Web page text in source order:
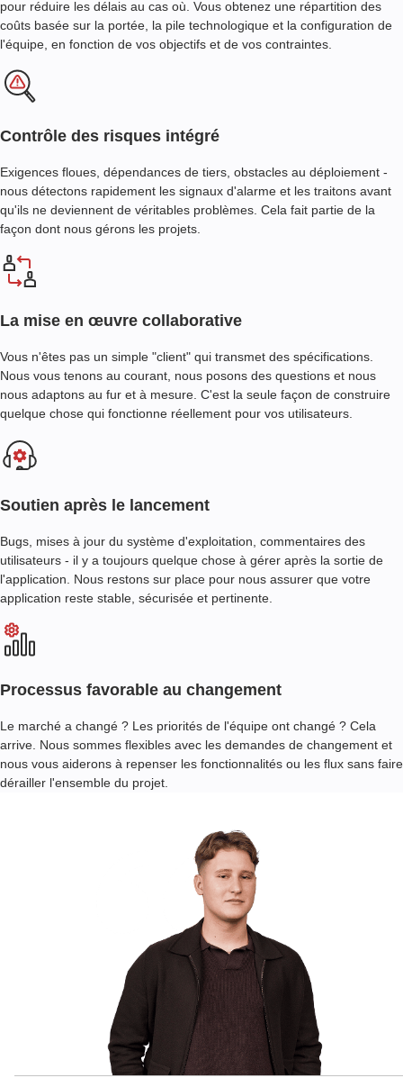
pour réduire les délais au cas où. Vous obtenez une répartition des
coûts basée sur la portée, la pile technologique et la configuration de
l'équipe, en fonction de vos objectifs et de vos contraintes.
Contrôle des risques intégré
Exigences floues, dépendances de tiers, obstacles au déploiement -
nous détectons rapidement les signaux d'alarme et les traitons avant
qu'ils ne deviennent de véritables problèmes. Cela fait partie de la
façon dont nous gérons les projets.
La mise en œuvre collaborative
Vous n'êtes pas un simple "client" qui transmet des spécifications.
Nous vous tenons au courant, nous posons des questions et nous
nous adaptons au fur et à mesure. C'est la seule façon de construire
quelque chose qui fonctionne réellement pour vos utilisateurs.
Soutien après le lancement
Bugs, mises à jour du système d'exploitation, commentaires des
utilisateurs - il y a toujours quelque chose à gérer après la sortie de
l'application. Nous restons sur place pour nous assurer que votre
application reste stable, sécurisée et pertinente.
Processus favorable au changement
Le marché a changé ? Les priorités de l'équipe ont changé ? Cela
arrive. Nous sommes flexibles avec les demandes de changement et
nous vous aiderons à repenser les fonctionnalités ou les flux sans faire
dérailler l'ensemble du projet.